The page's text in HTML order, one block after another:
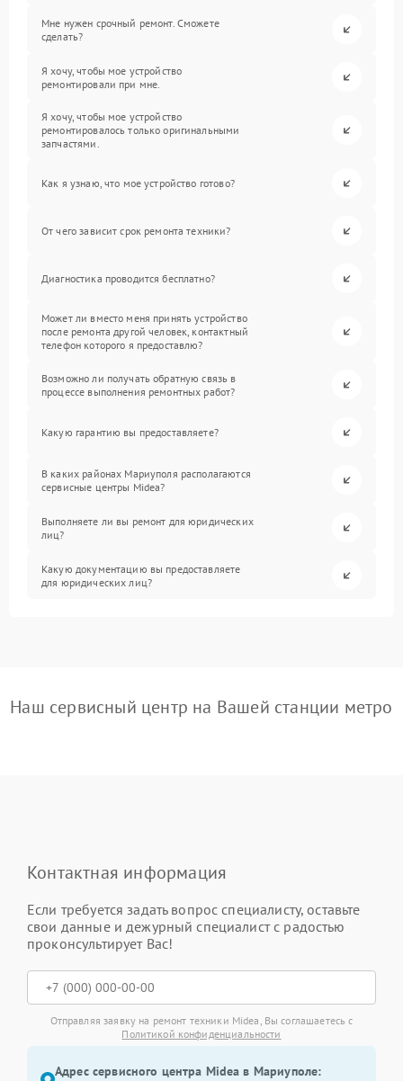
Мне нужен срочный ремонт. Сможете
сделать?
Я хочу, чтобы мое устройство
ремонтировали при мне.
Я хочу, чтобы мое устройство
ремонтировалось только оригинальными
запчастями.
Как я узнаю, что мое устройство готово?
От чего зависит срок ремонта техники?
Диагностика проводится бесплатно?
Может ли вместо меня принять устройство
после ремонта другой человек, контактный
телефон которого я предоставлю?
Возможно ли получать обратную связь в
процессе выполнения ремонтных работ?
Какую гарантию вы предоставляете?
В каких районах Мариуполя располагаются
сервисные центры Midea?
Выполняете ли вы ремонт для юридических
лиц?
Какую документацию вы предоставляете
для юридических лиц?
Наш сервисный центр на Вашей станции метро
Контактная информация
Если требуется задать вопрос специалисту, оставьте
свои данные и дежурный специалист с радостью
проконсультирует Вас!
Отправляя заявку на ремонт техники Midea, Вы соглашаетесь с
Политикой конфиденциальности
Адрес сервисного центра Midea в Мариуполе: